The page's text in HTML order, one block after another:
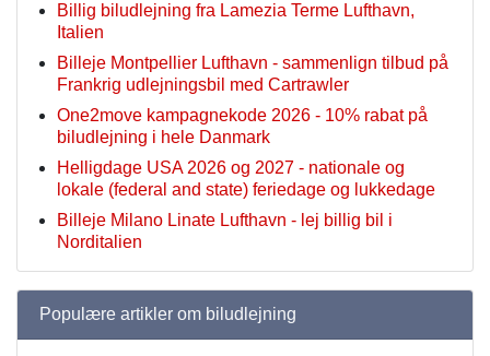
Billig biludlejning fra Lamezia Terme Lufthavn,
Italien
Billeje Montpellier Lufthavn - sammenlign tilbud på
Frankrig udlejningsbil med Cartrawler
One2move kampagnekode 2026 - 10% rabat på
biludlejning i hele Danmark
Helligdage USA 2026 og 2027 - nationale og
lokale (federal and state) feriedage og lukkedage
Billeje Milano Linate Lufthavn - lej billig bil i
Norditalien
Populære artikler om biludlejning